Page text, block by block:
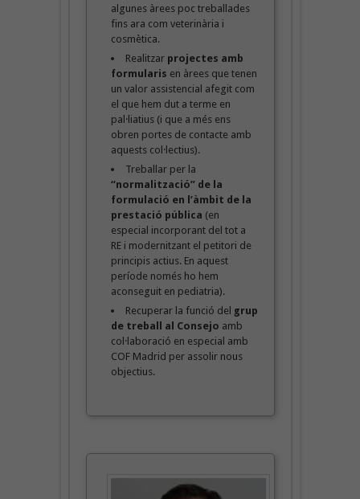
algunes àrees poc treballades
fins ara com veterinària i
cosmètica.
Realitzar projectes amb
formularis en àrees que tenen
un valor assistencial afegit com
el que hem dut a terme en
pal·liatius (i que a més ens
obren portes de contacte amb
aquests col·lectius).
Treballar per la
“normalització” de la
formulació en l’àmbit de la
prestació pública (en
especial incorporant del tot a
RE i modernitzant el petitori de
principis actius. En aquest
període només ho hem
aconseguit en pediatria).
Recuperar la funció del grup
de treball al Consejo amb
col·laboració en especial amb
COF Madrid per assolir nous
objectius.